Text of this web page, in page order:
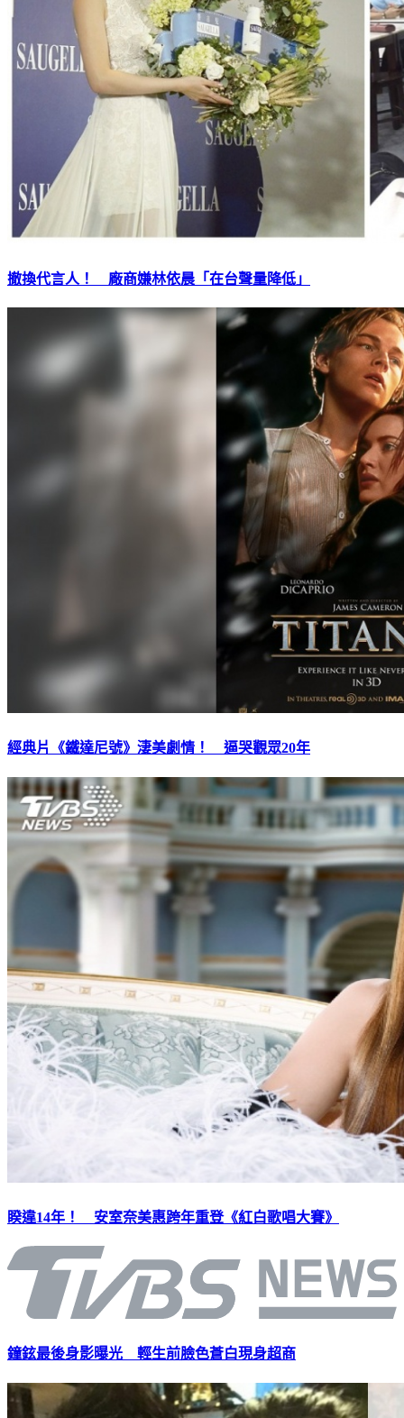
撤換代言人！ 廠商嫌林依晨「在台聲量降低」
經典片《鐵達尼號》淒美劇情！ 逼哭觀眾20年
睽違14年！ 安室奈美惠跨年重登《紅白歌唱大賽》
鐘鉉最後身影曝光 輕生前臉色蒼白現身超商